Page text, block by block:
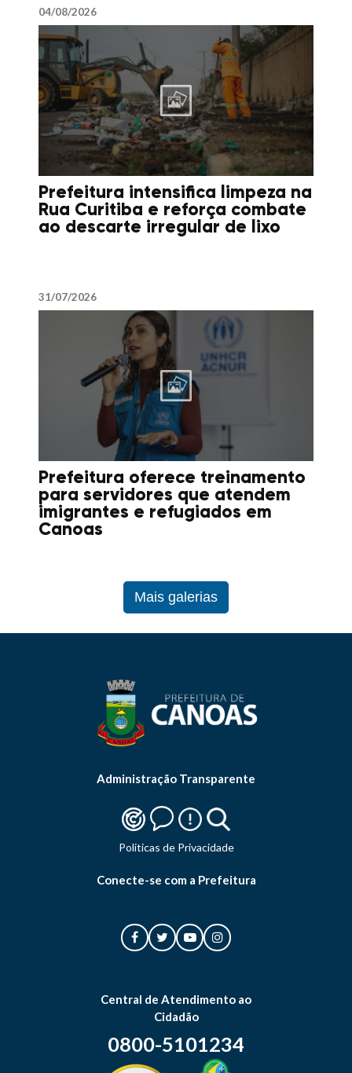
04/08/2026
Prefeitura intensifica limpeza na
Rua Curitiba e reforça combate
ao descarte irregular de lixo
31/07/2026
Prefeitura oferece treinamento
para servidores que atendem
imigrantes e refugiados em
Canoas
Mais galerias
Administração Transparente
Politicas de Privacidade
Conecte-se com a Prefeitura
Central de Atendimento ao
Cidadão
0800-5101234